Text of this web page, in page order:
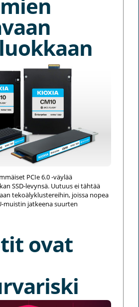
PCIe 6.0 -väylää
SSD-levynsä. Uutuus ei tähtää
tekoälyklustereihin, joissa nopea
muistin jatkeena suurten
ovat